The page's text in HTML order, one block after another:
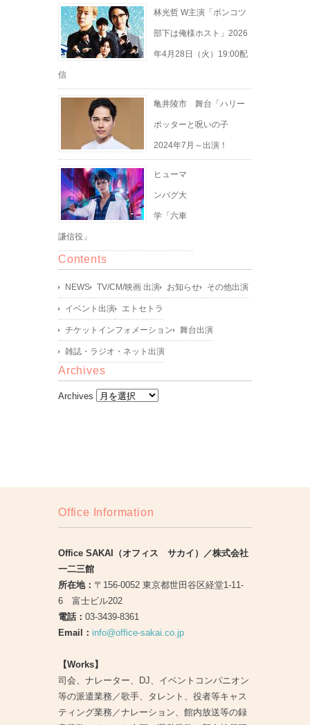
林光哲 W主演「ポンコツ
部下は俺様ホスト」2026
年4月28日（火）19:00配
信
亀井陵市 舞台「ハリー
ポッターと呪いの子
2024年7月～出演！
ヒューマ
ンバグ大
学「六車
謙信役」
Contents
NEWS TV/CM/映画 出演 お知らせ その他出演
イベント出演 エトセトラ
チケットインフォメーション 舞台出演
雑誌・ラジオ・ネット出演
Archives
Archives
Office Information
Office SAKAI（オフィス サカイ）／株式会社
一二三館
所在地： 〒156-0052 東京都世田谷区経堂1-11-
6 富士ビル202
電話： 03-3439-8361
Email： info@office-sakai.co.jp
【Works】
司会、ナレーター、DJ、イベントコンパニオン
等の派遣業務／歌手、タレント、役者等キャス
ティング業務／ナレーション、館内放送等の録